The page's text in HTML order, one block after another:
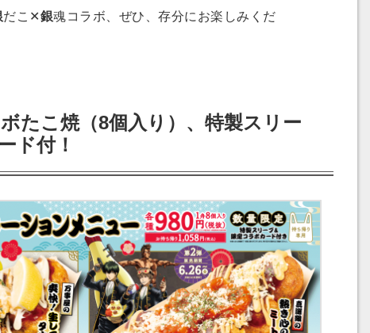
だこ✕銀魂コラボ、ぜひ、存分にお楽しみくだ
たこ焼（8個入り）、特製スリー
ド付！